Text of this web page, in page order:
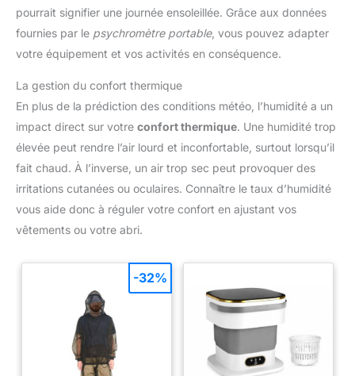
pourrait signifier une journée ensoleillée. Grâce aux données
fournies par le psychromètre portable, vous pouvez adapter
votre équipement et vos activités en conséquence.
La gestion du confort thermique
En plus de la prédiction des conditions météo, l’humidité a un
impact direct sur votre confort thermique. Une humidité trop
élevée peut rendre l’air lourd et inconfortable, surtout lorsqu’il
fait chaud. À l’inverse, un air trop sec peut provoquer des
irritations cutanées ou oculaires. Connaître le taux d’humidité
vous aide donc à réguler votre confort en ajustant vos
vêtements ou votre abri.
-32%